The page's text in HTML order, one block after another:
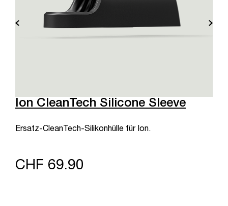
Ion CleanTech Silicone Sleeve
Ersatz-CleanTech-Silikonhülle für Ion.
CHF 69.90